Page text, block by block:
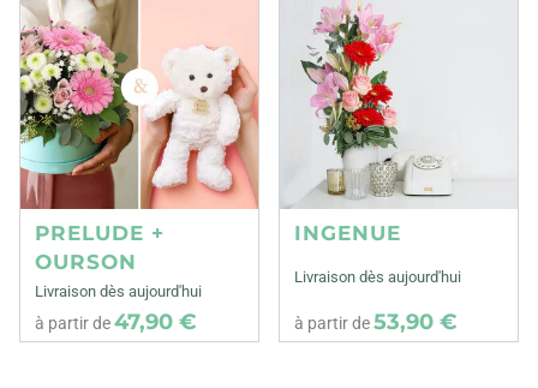
PRELUDE +
OURSON
Livraison dès aujourd'hui
à partir de47,90 €
INGENUE
Livraison dès aujourd'hui
à partir de53,90 €